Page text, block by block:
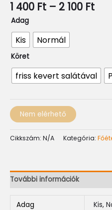
1 400 Ft – 2 100 Ft100
Adag
Kis Normál
Köret
friss kevert salátával
Nem elérhető
Cikkszám: N/A Kategória:
További információk
Adag Kis,